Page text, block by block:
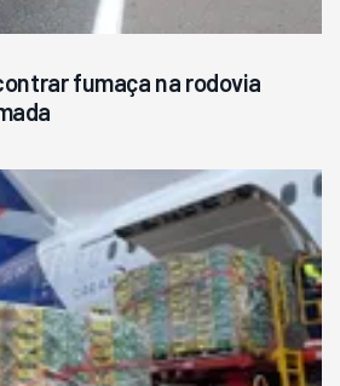
fumaça na rodovia